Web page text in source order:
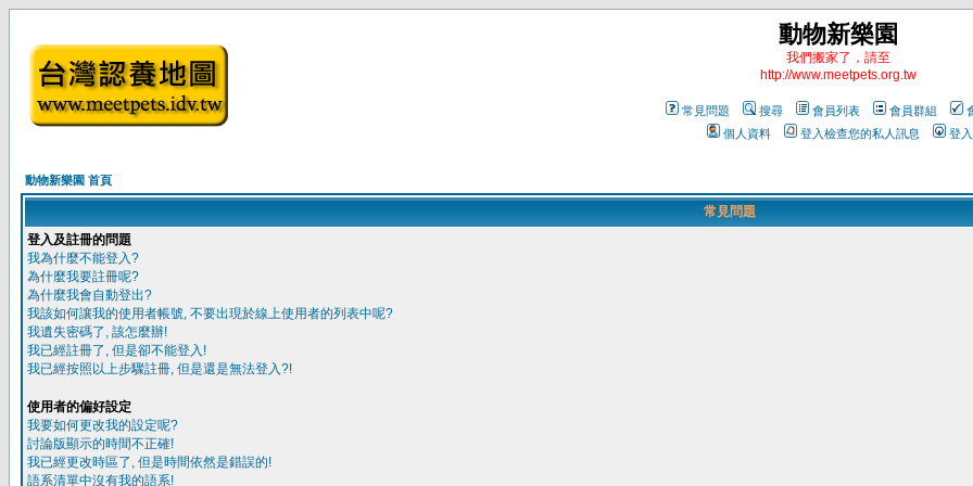
動物新樂園
我們搬家了，請至
http://www.meetpets.org.tw
常見問題 搜尋 會員列表 會員群組
個人資料
登入檢查您的私人訊息 登入
動物新樂園 首頁
常見問題
登入及註冊的問題
我為什麼不能登入?
為什麼我要註冊呢?
為什麼我會自動登出?
我該如何讓我的使用者帳號, 不要出現於線上使用者的列表中呢?
我遺失密碼了, 該怎麼辦!
我已經註冊了, 但是卻不能登入!
我已經按照以上步驟註冊, 但是還是無法登入?!
使用者的偏好設定
我要如何更改我的設定呢?
討論版顯示的時間不正確!
我已經更改時區了, 但是時間依然是錯誤的!
語系清單中沒有我的語系!